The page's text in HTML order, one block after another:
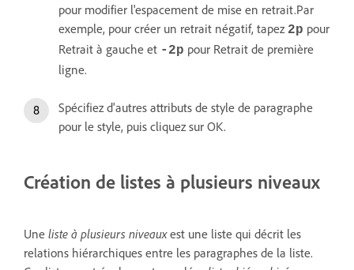
pour modifier l'espacement de mise en retrait.Par
exemple, pour créer un retrait négatif, tapez 2p pour
Retrait à gauche et ‑2p pour Retrait de première
ligne.
Spécifiez d'autres attributs de style de paragraphe
pour le style, puis cliquez sur OK.
Création de listes à plusieurs niveaux
Une liste à plusieurs niveauxest une liste qui décrit les
relations hiérarchiques entre les paragraphes de la liste.